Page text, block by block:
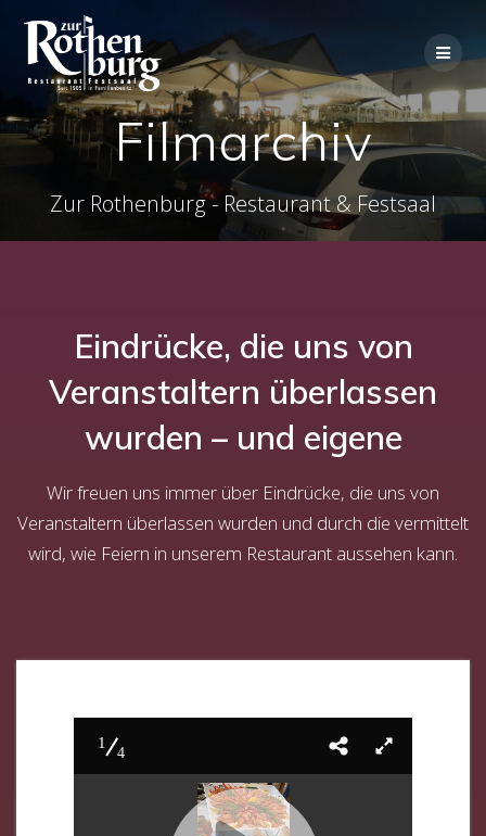
springen
Filmarchiv
Zur Rothenburg - Restaurant & Festsaal
Eindrücke, die uns von
Veranstaltern überlassen
wurden – und eigene
Wir freuen uns immer über Eindrücke, die uns von
Veranstaltern überlassen wurden und durch die vermittelt
wird, wie Feiern in unserem Restaurant aussehen kann.
1
4